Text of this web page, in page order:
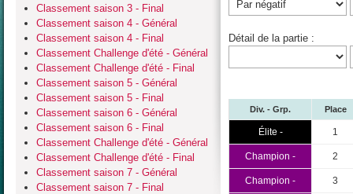
Classement saison 3 - Final
Classement saison 4 - Général
Classement saison 4 - Final
Classement Challenge d'été - Général
Classement Challenge d'été - Final
Classement saison 5 - Général
Classement saison 5 - Final
Classement saison 6 - Général
Classement saison 6 - Final
Classement Challenge d'été - Général
Classement Challenge d'été - Final
Classement saison 7 - Général
Classement saison 7 - Final
Détail de la partie :
Div. - Grp. Place
Élite - 1
Champion - 2
Champion - 3